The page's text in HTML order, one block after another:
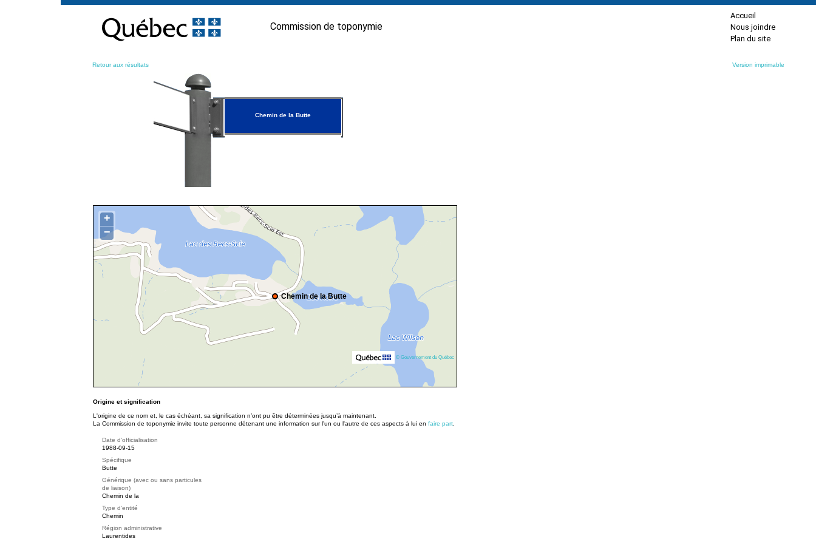
contenu
Commission de toponymie
Accueil
Nous joindre
Plan du site
Retour aux résultats Version imprimable
Chemin de la Butte
Chemin de la Butte
+
−
© Gouvernement du Québec
Origine et signification
L'origine de ce nom et, le cas échéant, sa signification n’ont pu être déterminées jusqu’à maintenant.
La Commission de toponymie invite toute personne détenant une information sur l'un ou l'autre de ces aspects à lui en faire part
Date d'officialisation
1988-09-15
Spécifique
Butte
Générique (avec ou sans particules
de liaison)
Chemin de la
Type d'entité
Chemin
Région administrative
Laurentides